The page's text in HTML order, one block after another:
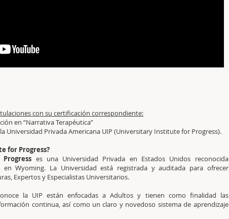
con su certificación correspondiente:
en “Narrativa Terapéutica”
Universidad Privada Americana UIP (Universitary Institute for Progress).
for Progress?
es una Universidad Privada en Estados Unidos reconocida
Wyoming. La Universidad está registrada y auditada para ofrecer
Expertos y Especialistas Universitarios.
la UIP están enfocadas a Adultos y tienen como finalidad las
continua, así como un claro y novedoso sistema de aprendizaje